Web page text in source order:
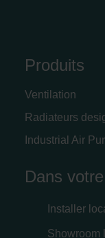
Produits
Ventilation
Radiateurs
Industrial Air
Dans
Installer
Showroom